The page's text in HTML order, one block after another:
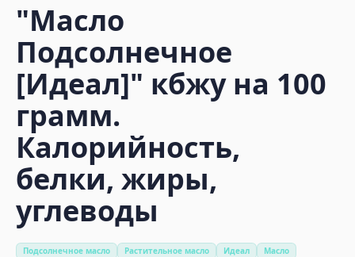
"Масло
Подсолнечное
[Идеал]" кбжу на 100
грамм.
Калорийность,
белки, жиры,
углеводы
Подсолнечное масло Растительное масло Идеал
Масло